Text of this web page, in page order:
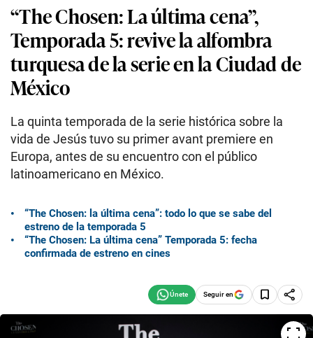
“The Chosen: La última cena”,
Temporada 5: revive la alfombra
turquesa de la serie en la Ciudad de
México
La quinta temporada de la serie histórica sobre la
vida de Jesús tuvo su primer avant premiere en
Europa, antes de su encuentro con el público
latinoamericano en México.
“The Chosen: la última cena”: todo lo que se sabe del
estreno de la temporada 5
“The Chosen: La última cena” Temporada 5: fecha
confirmada de estreno en cines
Seguir en